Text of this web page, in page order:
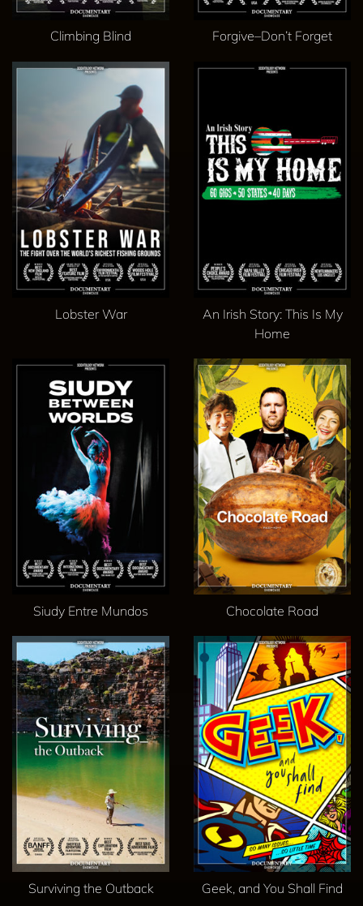
Climbing Blind Forgive–Don’t Forget
Lobster War
An Irish Story: This Is My
Home
Siudy Entre Mundos Chocolate Road
Surviving the Outback Geek, and You Shall Find